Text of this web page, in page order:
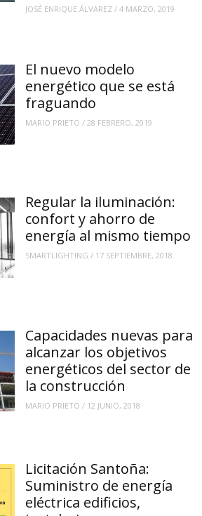
JOSÉ ENRIQUE ÁLVAREZ /4 MARZO, 2019
El nuevo modelo
energético que se está
fraguando
MARIO PRIETO / 28 FEBRERO, 2019
Regular la iluminación:
confort y ahorro de
energía al mismo tiempo
SMARTLIGHTING / 17 SEPTIEMBRE, 2018
Capacidades nuevas para
alcanzar los objetivos
energéticos del sector de
la construcción
MARIO PRIETO / 12 JUNIO, 2018
Licitación Santoña:
Suministro de energía
eléctrica edificios,